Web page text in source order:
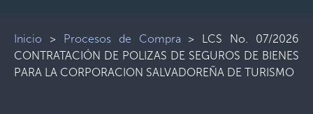
Inicio > Procesos de Compra > LCS No. 07/2026
CONTRATACIÓN DE POLIZAS DE SEGUROS DE BIENES
PARA LA CORPORACION SALVADOREÑA DE TURISMO